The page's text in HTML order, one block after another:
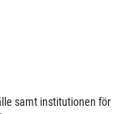
samt institutionen för